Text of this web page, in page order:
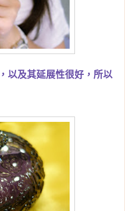
以及其延展性很好，所以